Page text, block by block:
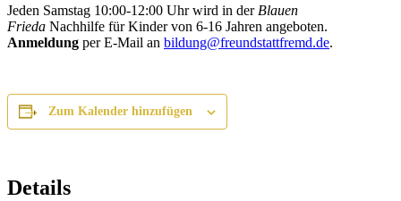
Jeden Samstag 10:00-12:00 Uhr wird in der Blauen
Frieda Nachhilfe für Kinder von 6-16 Jahren angeboten.
Anmeldung per E-Mail an bildung@freundstattfremd.de.
Zum Kalender hinzufügen
Details